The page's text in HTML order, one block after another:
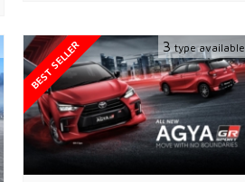
BEST SELLER 3type available